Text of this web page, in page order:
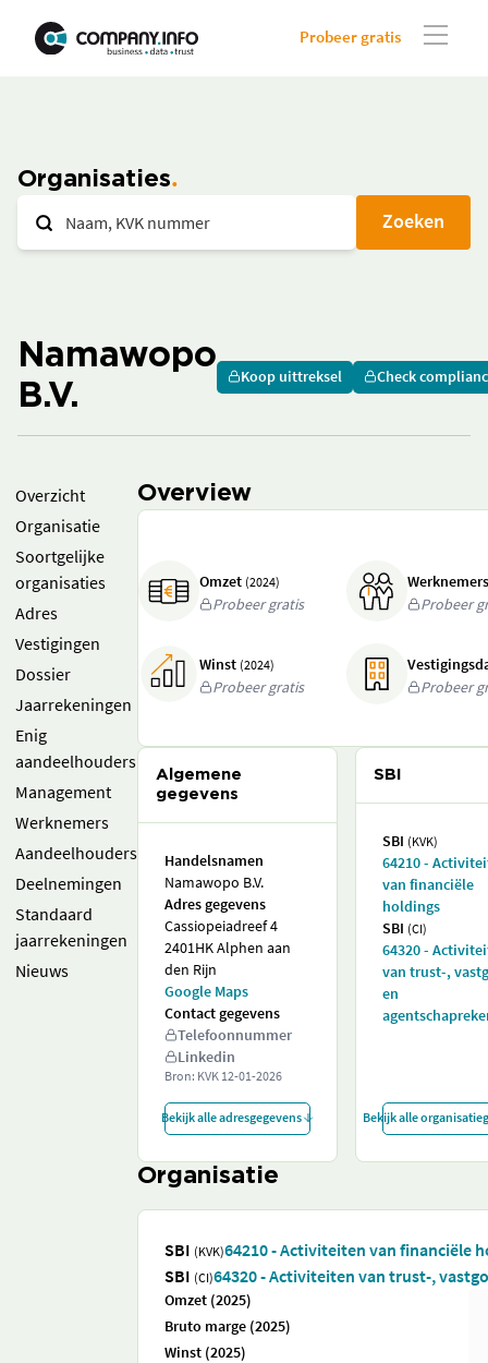
Probeer gratis
Organisaties
Zoeken
Namawopo
B.V.
Koop uittreksel Check
Overzicht
Organisatie
Soortgelijke
organisaties
Adres
Vestigingen
Dossier
Jaarrekeningen
Enig
aandeelhouders
Management
Werknemers
Aandeelhouders
Deelnemingen
Standaard
jaarrekeningen
Nieuws
Overview
Omzet (2024)
Probeer gratis
Probeer
Winst (2024)
Probeer gratis
Probeer
Algemene
gegevens
Handelsnamen
Namawopo B.V.
Adres gegevens
Cassiopeiadreef 4
2401HK Alphen aan
den Rijn
Google Maps
Contact gegevens
Telefoonnummer
Linkedin
Bron: KVK 12-01-2026
Bekijk alle adresgegevens
SBI
SBI (KVK)
64210 -
van financiële
holdings
SBI (CI)
64320 -
van trust-,
en
Bekijk alle
Organisatie
SBI (KVK)64210 - Activiteiten van financiële
SBI (CI)64320 - Activiteiten van trust-,
Omzet (2025)
Bruto marge (2025)
Winst (2025)